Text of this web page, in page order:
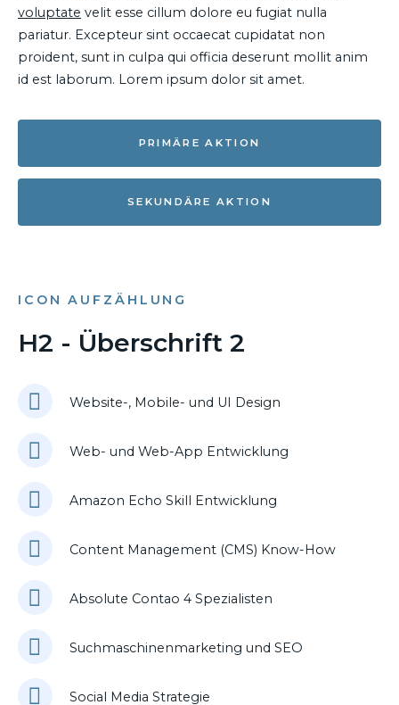
voluptate velit esse cillum dolore eu fugiat nulla
pariatur. Excepteur sint occaecat cupidatat non
proident, sunt in culpa qui officia deserunt mollit anim
id est laborum. Lorem ipsum dolor sit amet.
PRIMÄRE AKTION
SEKUNDÄRE AKTION
ICON AUFZÄHLUNG
H2 - Überschrift 2
Website-, Mobile- und UI Design
Web- und Web-App Entwicklung
Amazon Echo Skill Entwicklung
Content Management (CMS) Know-How
Absolute Contao 4 Spezialisten
Suchmaschinenmarketing und SEO
Social Media Strategie